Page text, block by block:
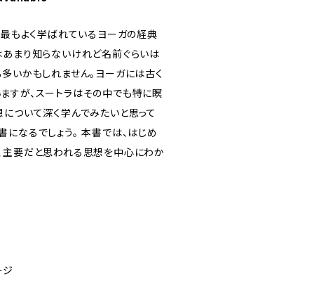
最もよく学ばれているヨーガの経典
あまり知らないけれど名前ぐらいは
いかもしれません。ヨーガには古く
すが、スートラはその中でも特に瞑
ついて深く学んでみたいと思って
なるでしょう。 本書では、はじめ
主要だと思われる思想を中心にわか